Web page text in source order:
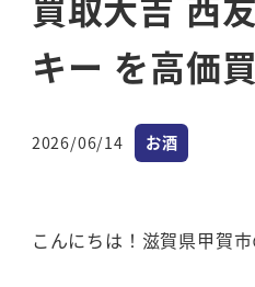
キー を高価
投稿日
2026/06/14 カテゴリー
お酒
こんにちは！滋賀県甲賀